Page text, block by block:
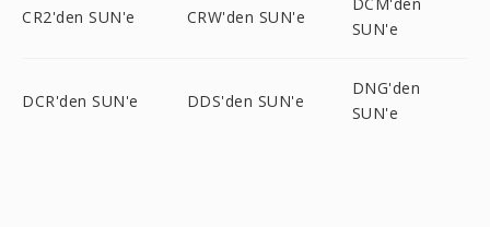
CR2'den SUN'e CRW'den SUN'e
SUN'e
DCR'den SUN'e DDS'den SUN'e
DNG'den
SUN'e